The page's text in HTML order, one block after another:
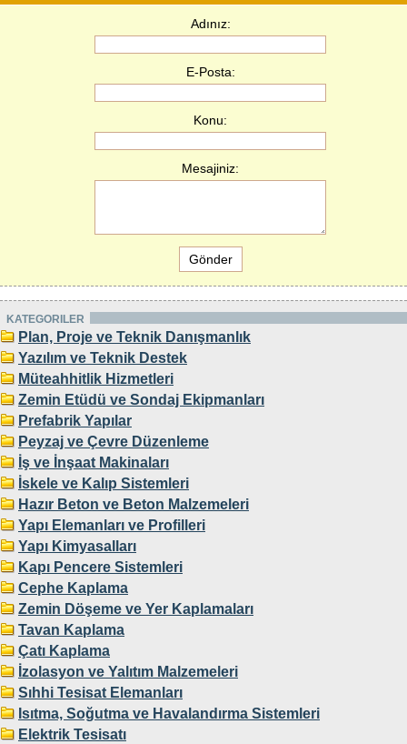
Adınız:
E-Posta:
Konu:
Mesajiniz:
KATEGORILER
Plan, Proje ve Teknik Danışmanlık
Yazılım ve Teknik Destek
Müteahhitlik Hizmetleri
Zemin Etüdü ve Sondaj Ekipmanları
Prefabrik Yapılar
Peyzaj ve Çevre Düzenleme
İş ve İnşaat Makinaları
İskele ve Kalıp Sistemleri
Hazır Beton ve Beton Malzemeleri
Yapı Elemanları ve Profilleri
Yapı Kimyasalları
Kapı Pencere Sistemleri
Cephe Kaplama
Zemin Döşeme ve Yer Kaplamaları
Tavan Kaplama
Çatı Kaplama
İzolasyon ve Yalıtım Malzemeleri
Sıhhi Tesisat Elemanları
Isıtma, Soğutma ve Havalandırma Sistemleri
Elektrik Tesisatı